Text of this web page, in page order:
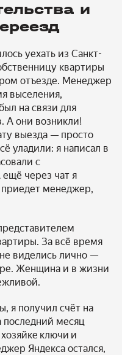
и
уехать из Санкт-
квартиры
отъезде. Менеджер
выселения,
на связи для
А они возникли!
выезда — просто
уладили: я написал в
с
через чат я
приедет менеджер,
За всё время
виделись лично —
Женщина и в жизни
я получил счёт на
последний месяц
ключи и
Яндекса остался,